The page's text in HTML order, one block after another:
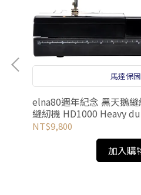
馬達保
elna80週年紀念 黑天鵝
縫紉機 HD1000 Heavy
NT$9,800
加入購